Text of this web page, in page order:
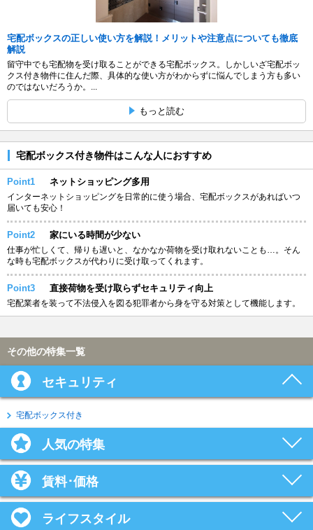
宅配ボックスの正しい使い方を解説！メリットや注意点についても徹底
解説
留守中でも宅配物を受け取ることができる宅配ボックス。しかしいざ宅配ボッ
クス付き物件に住んだ際、具体的な使い方がわからずに悩んでしまう方も多い
のではないだろうか。...
もっと読む
宅配ボックス付き物件はこんな人におすすめ
Point1 ネットショッピング多用
インターネットショッピングを日常的に使う場合、宅配ボックスがあればいつ
届いても安心！
Point2 家にいる時間が少ない
仕事が忙しくて、帰りも遅いと、なかなか荷物を受け取れないことも…。そん
な時も宅配ボックスが代わりに受け取ってくれます。
Point3 直接荷物を受け取らずセキュリティ向上
宅配業者を装って不法侵入を図る犯罪者から身を守る対策として機能します。
その他の特集一覧
セキュリティ
宅配ボックス付き
人気の特集
賃料･価格
ライフスタイル